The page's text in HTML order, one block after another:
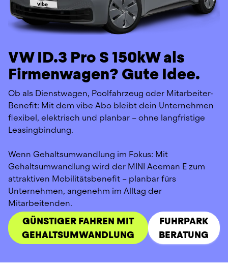
VW ID.3 Pro S 150kW als
Firmenwagen? Gute Idee.
Ob als Dienstwagen, Poolfahrzeug oder Mitarbeiter-
Benefit: Mit dem vibe Abo bleibt dein Unternehmen
flexibel, elektrisch und planbar – ohne langfristige
Leasingbindung.
Wenn Gehaltsumwandlung im Fokus: Mit
Gehaltsumwandlung wird der MINI Aceman E zum
attraktiven Mobilitätsbenefit – planbar fürs
Unternehmen, angenehm im Alltag der
Mitarbeitenden.
GÜNSTIGER FAHREN MIT
GEHALTSUMWANDLUNG
FUHRPARK
BERATUNG